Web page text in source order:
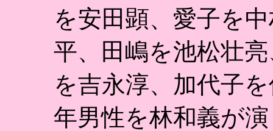
を安田顕、愛子を
平、田嶋を池松壮
を吉永淳、加代子
年男性を林和義が